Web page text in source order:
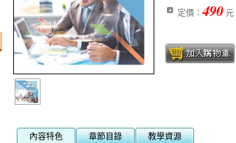
定價：490 元
內容特色 章節目錄 教學資源